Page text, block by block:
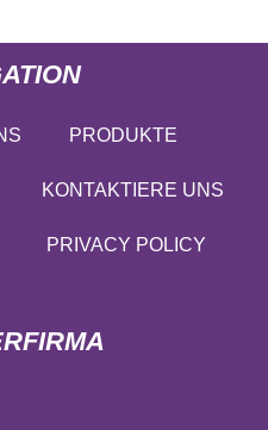
PRODUKTE
KONTAKTIERE UNS
PRIVACY POLICY